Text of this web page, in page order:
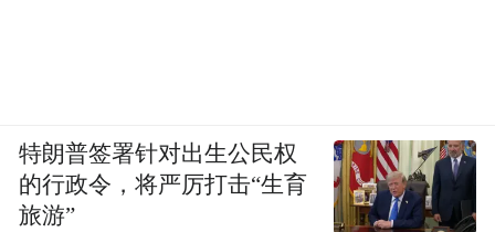
特朗普签署针对出生公民权
的行政令，将严厉打击“生育
旅游”